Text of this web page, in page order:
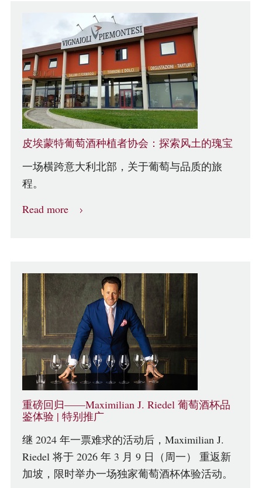
皮埃蒙特葡萄酒种植者协会：探索风土的瑰宝
一场横跨意大利北部，关于葡萄与品质的旅
程。
Read more
重磅回归——Maximilian J. Riedel 葡萄酒杯品
鉴体验 | 特别推广
继 2024 年一票难求的活动后，Maximilian J.
Riedel 将于 2026 年 3 月 9 日（周一） 重返新
加坡，限时举办一场独家葡萄酒杯体验活动。